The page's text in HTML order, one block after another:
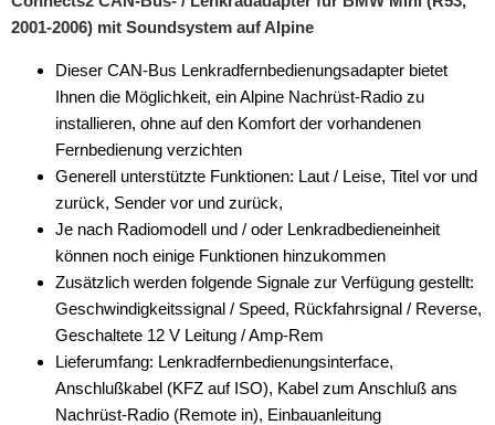
für Mercury
alle Signale
alle Signale + LFB
Alpine
Blaupunkt
China HU
Clarion
JVC
Kenwood
2001-2006) mit Soundsystem auf Alpine
Dieser CAN-Bus Lenkradfernbedienungsadapter bietet
Ihnen die Möglichkeit, ein Alpine Nachrüst-Radio zu
installieren, ohne auf den Komfort der vorhandenen
Fernbedienung verzichten
Generell unterstützte Funktionen: Laut / Leise, Titel vor und
zurück, Sender vor und zurück,
Je nach Radiomodell und / oder Lenkradbedieneinheit
können noch einige Funktionen hinzukommen
Zusätzlich werden folgende Signale zur Verfügung gestellt:
Geschwindigkeitssignal / Speed, Rückfahrsignal / Reverse,
Geschaltete 12 V Leitung / Amp-Rem
Lieferumfang: Lenkradfernbedienungsinterface,
Anschlußkabel (KFZ auf ISO), Kabel zum Anschluß ans
Nachrüst-Radio (Remote in), Einbauanleitung